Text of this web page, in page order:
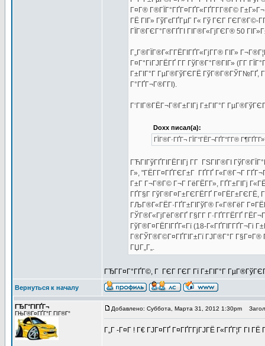
Г¤Г® Г®ГЇГ°ГҐГ¤ГҐГ«ГҐГ­Г­Г®Г©
ГЁ ГІГ» ГўГєГҐГµГ Г« Гў ГЄГ ГЄГ®Г©-
ГЇГ®ГЄГ°Г®ГҐГІ ГІГ®Г«ГјГЄГ® 50
Г„Г®ГЇГ®Г«Г­ГЁГІГҐГ«ГјГ­Г® ГІГ»
Г¤Г°ГіГЈГЁГҐ Г­Г ГўГ®Г°Г®ГІГ» (Г­Г
Г±ГІГ°Г ГµГ®ГўГЄГЁ ГўГ®Г®ГЎГ№ГҐ,
Г°ГҐГ¬Г®Г­ГІ).
Г‘ГІГ®ГЁГ¬Г®Г±ГІГј Г±ГІГ°Г
Doxx писал(а):
ГЇГ®Г·ГҐГ¬ ГЇГ°ГЁГ¬ГҐГ°Г­Г®
ГЋГІГўГҐГІГЁГІГј Г­Г ГЅГІГ®ГІ
Г», "ГЁГ­Г¤ГҐГЄГ±Г ГҐГҐ Г«Г®Г¬Г
Г±Г Г¬Г®Г© Г¬Г ГёГЁГ­Г», ГҐГ±ГІГј
ГҐГ§Г ГўГ®Г¤Г±ГЄГЁГҐ Г¤ГЁГ±ГЄГЁ,
ГЉГ®Г«ГЁГ·ГҐГ±ГІГўГ® Г«Г®ГёГ
ГЎГ®Г«ГјГёГ®ГҐ Г§Г­Г Г·ГҐГ­ГЁГҐ
ГўГ®Г¤ГЁГІГҐГ«Гї (18-Г«ГҐГІГ­ГҐГ¬Гі
Г®ГЎГ®Г©Г¤ГҐГІГ±Гї ГЈГ®Г°Г Г§Г¤Г®
ГЏГ„Г„.
ГЂГ­Г¤Г°ГҐГ©, Г ГЄГ ГЄГ Гї Г±ГІГ°Г
Вернуться к началу
ГЂГ°ГІГҐГ¬
ГЊГ®Г¤ГҐГ°Г ГІГ®Г°
Добавлено: Суббота, Марта 31, 2012 1:30pm
Г„Г -Г¤Г ! Г€ ГЈГ¤ГҐ Г¤ГҐГ­ГјГЈГЁ Г«ГҐГ¦Г ГІ